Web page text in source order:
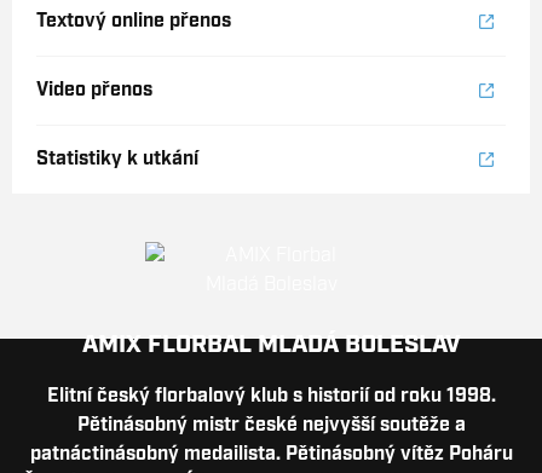
Textový online přenos
Video přenos
Statistiky k utkání
AMIX FLORBAL MLADÁ BOLESLAV
Elitní český florbalový klub s historií od roku 1998.
Pětinásobný mistr české nejvyšší soutěže a
patnáctinásobný medailista. Pětinásobný vítěz Poháru